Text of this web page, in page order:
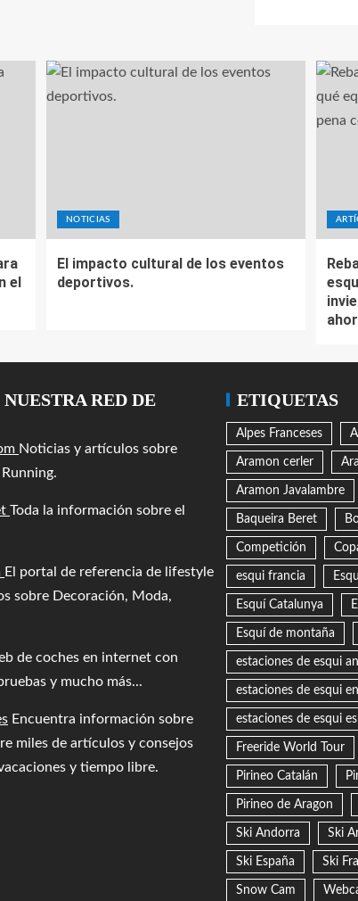
el
NOTICIAS
El impacto cultural de los eventos
deportivos.
RED DE
Noticias y artículos sobre
Toda la información sobre el
El portal de referencia de lifestyle
sobre Decoración, Moda,
de coches en internet con
y mucho más...
Encuentra información sobre
miles de artículos y consejos
y tiempo libre.
ETIQUETAS
Alpes Franceses
Aramon cerler
Aramon Javalambre
Baqueira Beret
Competición
esqui francia
Esquí Catalunya
Esquí de montaña
estaciones de esqui
estaciones de esqui
estaciones de esqui
Freeride World Tour
Pirineo Catalán
Pirineo de Aragon
Ski Andorra Ski
Ski España Ski
Snow Cam